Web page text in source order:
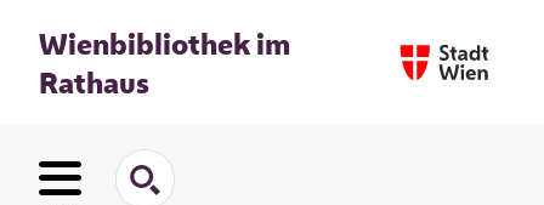
Wienbibliothek im
Rathaus